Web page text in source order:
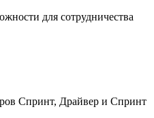
для сотрудничества
Спринт, Драйвер и Спринт